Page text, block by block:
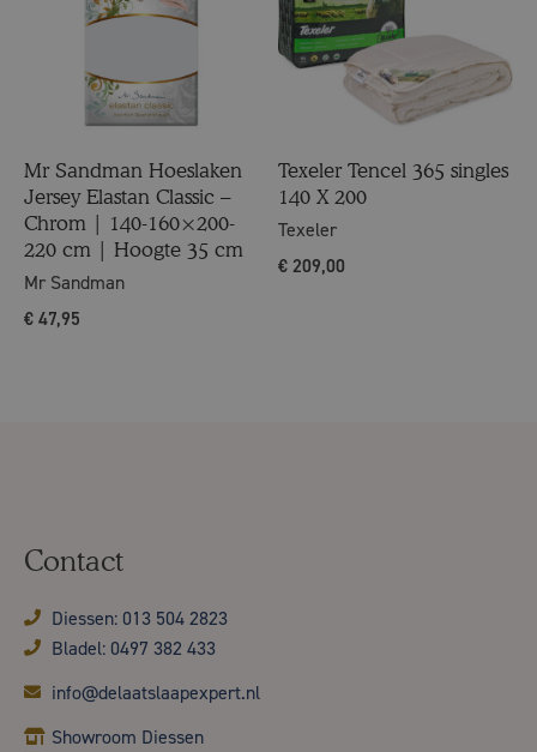
Mr Sandman Hoeslaken
Jersey Elastan Classic –
Chrom | 140-160×200-
220 cm | Hoogte 35 cm
Mr Sandman
€ 47,95
Texeler Tencel 365 singles
140 X 200
Texeler
€ 209,00
Contact
Diessen: 013 504 2823
Bladel: 0497 382 433
info@delaatslaapexpert.nl
Showroom Diessen